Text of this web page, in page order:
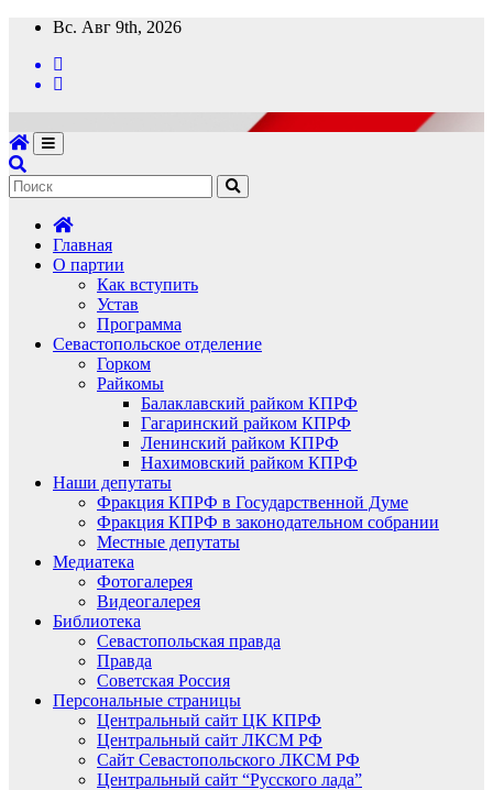
Перейти
содержимому
Вс. Авг 9th, 2026
Главная
О партии
Как вступить
Устав
Программа
Севастопольское отделение
Горком
Райкомы
Балаклавский райком КПРФ
Гагаринский райком КПРФ
Ленинский райком КПРФ
Нахимовский райком КПРФ
Наши депутаты
Фракция КПРФ в Государственной Думе
Фракция КПРФ в законодательном собрании
Местные депутаты
Медиатека
Фотогалерея
Видеогалерея
Библиотека
Севастопольская правда
Правда
Советская Россия
Персональные страницы
Центральный сайт ЦК КПРФ
Центральный сайт ЛКСМ РФ
Сайт Севастопольского ЛКСМ РФ
Центральный сайт “Русского лада”